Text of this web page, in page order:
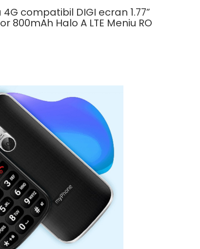
compatibil DIGI ecran 1.77”
800mAh Halo A LTE Meniu RO